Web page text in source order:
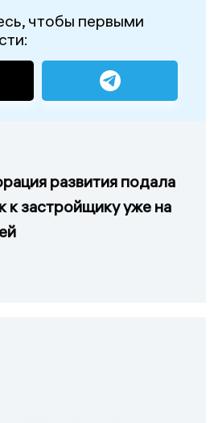
чтобы первыми
развития подала
к застройщику уже на